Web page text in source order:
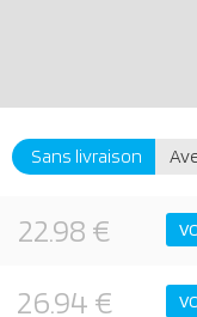
Sans livraison
22.98 €
26.94 €